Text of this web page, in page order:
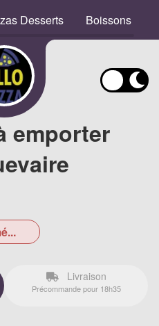
Desserts Boissons
emporter
Livraison
Précommande pour 18h35